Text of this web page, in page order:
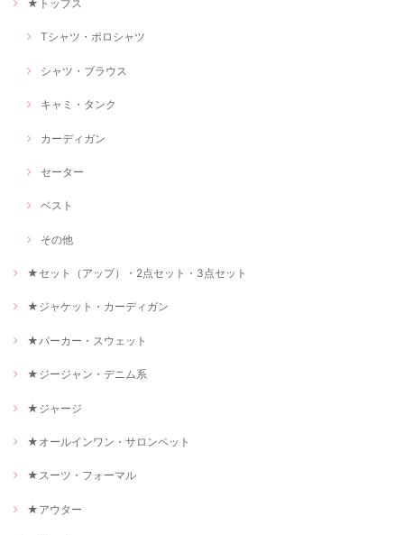
★トップス
Tシャツ・ポロシャツ
シャツ・ブラウス
キャミ・タンク
カーディガン
セーター
ベスト
その他
★セット（アップ）・2点セット・3点セット
★ジャケット・カーディガン
★パーカー・スウェット
★ジージャン・デニム系
★ジャージ
★オールインワン・サロンペット
★スーツ・フォーマル
★アウター